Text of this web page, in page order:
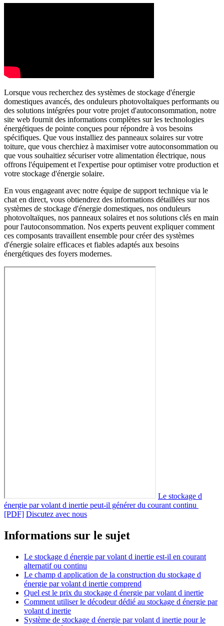
Lorsque vous recherchez des systèmes de stockage d'énergie
domestiques avancés, des onduleurs photovoltaïques performants ou
des solutions intégrées pour votre projet d'autoconsommation, notre
site web fournit des informations complètes sur les technologies
énergétiques de pointe conçues pour répondre à vos besoins
spécifiques. Que vous installiez des panneaux solaires sur votre
toiture, que vous cherchiez à maximiser votre autoconsommation ou
que vous souhaitiez sécuriser votre alimentation électrique, nous
offrons l'équipement et l'expertise pour optimiser votre production et
votre stockage d'énergie solaire.
En vous engageant avec notre équipe de support technique via le
chat en direct, vous obtiendrez des informations détaillées sur nos
systèmes de stockage d'énergie domestiques, nos onduleurs
photovoltaïques, nos panneaux solaires et nos solutions clés en main
pour l'autoconsommation. Nos experts peuvent expliquer comment
ces composants travaillent ensemble pour créer des systèmes
d'énergie solaire efficaces et fiables adaptés aux besoins
énergétiques des foyers modernes.
Le stockage d
énergie par volant d inertie peut-il générer du courant continu
[PDF] Discutez avec nous
Informations sur le sujet
Le stockage d énergie par volant d inertie est-il en courant
alternatif ou continu
Le champ d application de la construction du stockage d
énergie par volant d inertie comprend
Quel est le prix du stockage d énergie par volant d inertie
Comment utiliser le décodeur dédié au stockage d énergie par
volant d inertie
Système de stockage d énergie par volant d inertie pour le